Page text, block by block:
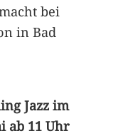
bei
in Bad
Jazz im
ab 11 Uhr